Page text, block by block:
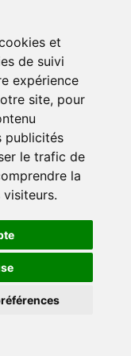
et
de suivi
expérience
site, pour
publicités
le trafic de
la